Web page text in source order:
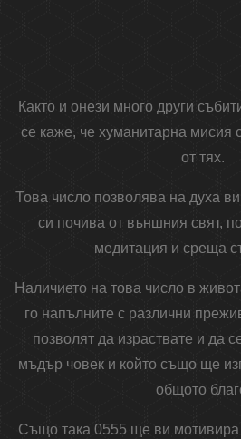
Както и онези много други
се каже, че хуманитарна мисия
от тях.
Това число позволява на духа
си почива от външния свят,
медитация и среща
Наличието на това число в
го напълните с различни
позволят да израствате и да
мъдър човек и който също ще
общото
Също така 0555 ще ви мотивира